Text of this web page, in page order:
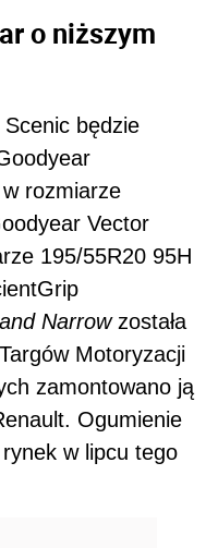
o niższym
będzie
rozmiarze
Vector
195/55R20 95H
Narrowzostała
Motoryzacji
zamontowano ją
Ogumienie
w lipcu tego